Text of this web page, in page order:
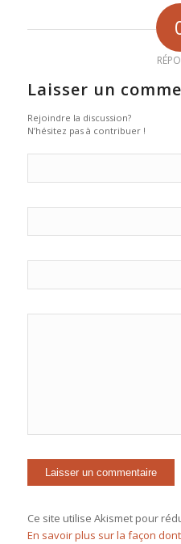
Laisser un
Rejoindre la discussion?
N’hésitez pas à contribuer !
Ce site utilise Akismet pour
En savoir plus sur la façon